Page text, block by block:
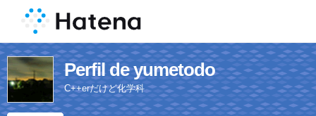
Perfil de yumetodo
C++erだけど化学科